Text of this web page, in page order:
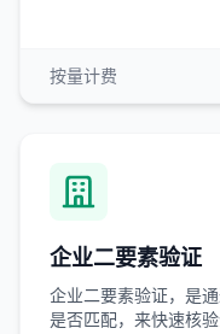
按量计费
企业二要素验证
企业二要素验证，是
是否匹配，来快速核